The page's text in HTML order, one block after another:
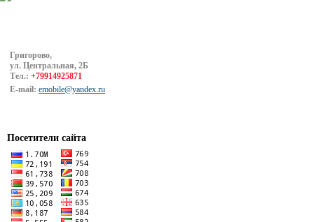
Григорово,
ул. Центральная, 2Б
Тел.: +79914925871
E-mail: emobile@yandex.ru
Посетители сайта